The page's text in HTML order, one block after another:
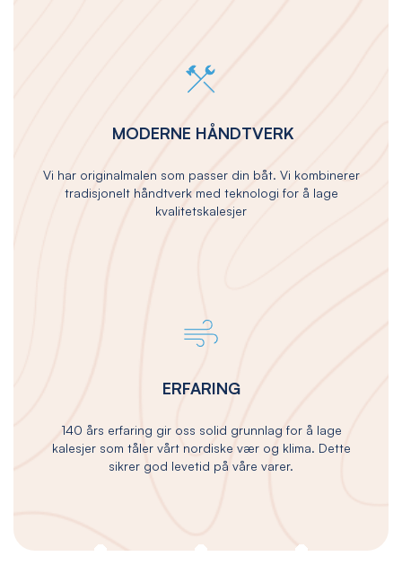
MODERNE HÅNDTVERK
Vi har originalmalen som passer din båt. Vi kombinerer
tradisjonelt håndtverk med teknologi for å lage
kvalitetskalesjer
ERFARING
140 års erfaring gir oss solid grunnlag for å lage
kalesjer som tåler vårt nordiske vær og klima. Dette
sikrer god levetid på våre varer.